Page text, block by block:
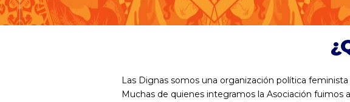
Las Dignas somos una organización política
Muchas de quienes integramos la Asociación